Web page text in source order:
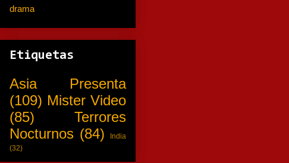
drama
Etiquetas
Asia Presenta
(109) Mister Video
(85)
Terrores
Nocturnos (84)
India
(32)